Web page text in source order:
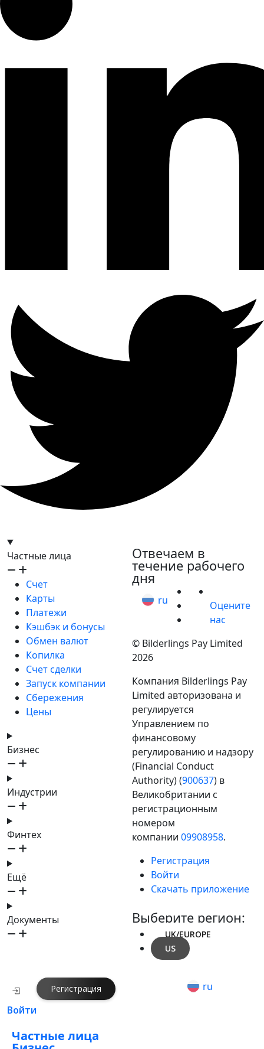
Частные лица
Счет
Карты
Платежи
Кэшбэк и бонусы
Обмен валют
Копилка
Счет сделки
Запуск компании
Сбережения
Цены
Бизнес
Индустрии
Финтех
Ещё
Документы
Отвечаем в
течение рабочего
дня
ru
Оцените
нас
© Bilderlings Pay Limited
2026
Компания Bilderlings Pay
Limited авторизована и
регулируется
Управлением по
финансовому
регулированию и надзору
(Financial Conduct
Authority) (900637) в
Великобритании с
регистрационным
номером
компании 09908958.
Регистрация
Войти
Скачать приложение
Выберите регион:
UK/EUROPE
US
Войти
Регистрация ru
Частные лица